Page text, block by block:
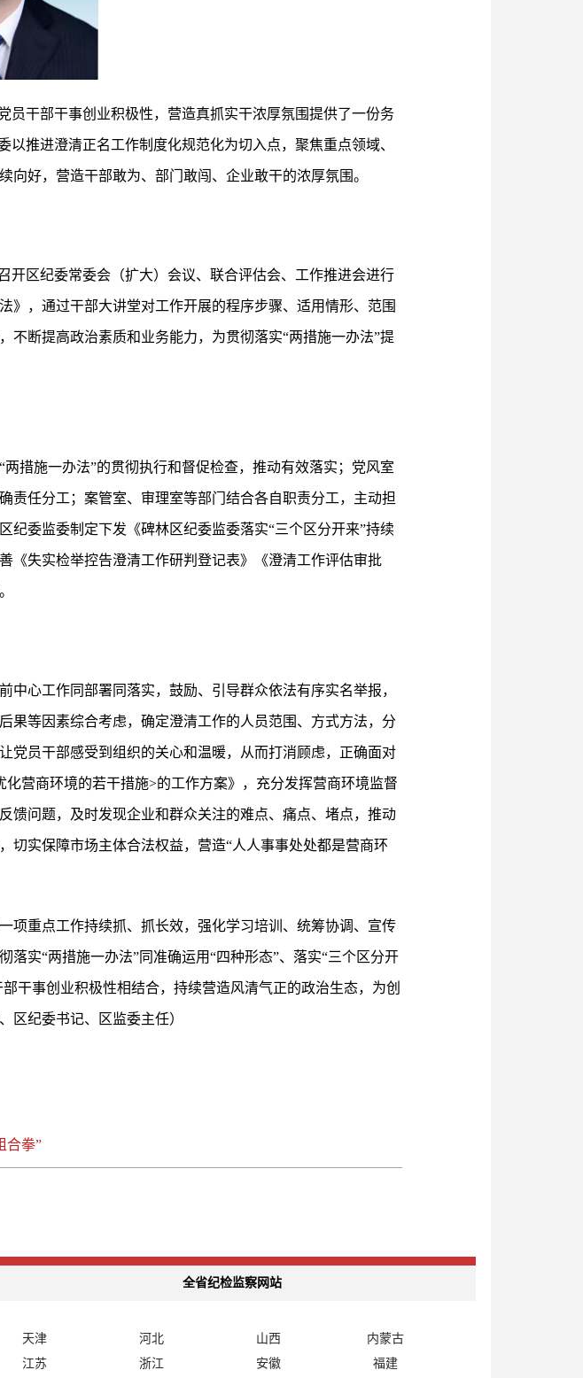
员干部干事创业积极性，营造真抓实干浓厚氛围提供了一份务
推进澄清正名工作制度化规范化为切入点，聚焦重点领域、
好，营造干部敢为、部门敢闯、企业敢干的浓厚氛围。
开区纪委常委会（扩大）会议、联合评估会、工作推进会进行
》，通过干部大讲堂对工作开展的程序步骤、适用情形、范围
断提高政治素质和业务能力，为贯彻落实“两措施一办法”提
措施一办法”的贯彻执行和督促检查，推动有效落实；党风室
责任分工；案管室、审理室等部门结合各自职责分工，主动担
委监委制定下发《碑林区纪委监委落实“三个区分开来”持续
《失实检举控告澄清工作研判登记表》《澄清工作评估审批
心工作同部署同落实，鼓励、引导群众依法有序实名举报，
果等因素综合考虑，确定澄清工作的人员范围、方式方法，分
党员干部感受到组织的关心和温暖，从而打消顾虑，正确面对
营商环境的若干措施>的工作方案》，充分发挥营商环境监督
馈问题，及时发现企业和群众关注的难点、痛点、堵点，推动
切实保障市场主体合法权益，营造“人人事事处处都是营商环
项重点工作持续抓、抓长效，强化学习培训、统筹协调、宣传
实“两措施一办法”同准确运用“四种形态”、落实“三个区分开
干事创业积极性相结合，持续营造风清气正的政治生态，为创
区纪委书记、区监委主任）
合拳”
全省纪检监察网站
天津 河北 山西
内蒙古
江苏 浙江 安徽 福建